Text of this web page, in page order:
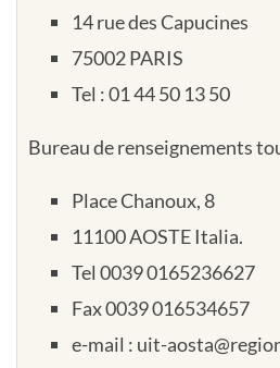
14 rue des Capucines
75002 PARIS
Tel : 01 44 50 13 50
Bureau de renseignements
Place Chanoux, 8
11100 AOSTE Italia.
Tel 0039 0165236627
Fax 0039 016534657
e-mail : uit-